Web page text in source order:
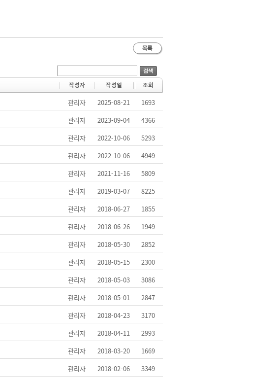
작성자 작성일 조회
관리자 2025-08-21
1693
관리자 2023-09-04
4366
관리자 2022-10-06
5293
관리자 2022-10-06
4949
관리자 2021-11-16
5809
관리자 2019-03-07
8225
관리자 2018-06-27
1855
관리자 2018-06-26
1949
관리자 2018-05-30
2852
관리자 2018-05-15
2300
관리자 2018-05-03
3086
관리자 2018-05-01
2847
관리자 2018-04-23
3170
관리자 2018-04-11
2993
관리자 2018-03-20
1669
관리자 2018-02-06
3349